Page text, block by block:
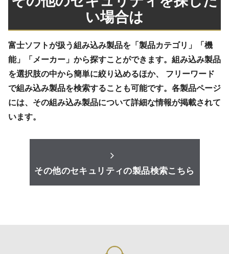
い場合は
富士ソフトが扱う組み込み製品を「製品カテゴリ」「機
能」「メーカー」から探すことができます。組み込み製品
を選択肢の中から簡単に絞り込めるほか、 フリーワード
で組み込み製品を検索することも可能です。各製品ページ
には、その組み込み製品について詳細な情報が掲載されて
います。
その他のセキュリティの製品検索こちら